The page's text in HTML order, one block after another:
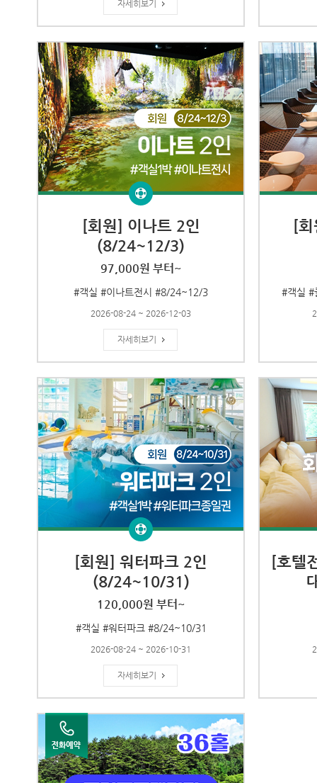
자세히보기
[회원] 이나트 2인
(8/24~12/3)
97,000원 부터~
#객실 #이나트전시 #8/24~12/3
2026-08-24 ~ 2026-12-03
자세히보기
[
#객실
[회원] 워터파크 2인
(8/24~10/31)
120,000원 부터~
#객실 #워터파크 #8/24~10/31
2026-08-24 ~ 2026-10-31
자세히보기
[호텔